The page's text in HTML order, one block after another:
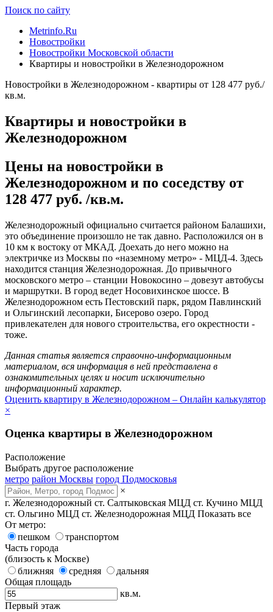
Поиск по сайту
Metrinfo.Ru
Новостройки
Новостройки Московской области
Квартиры и новостройки в Железнодорожном
Новостройки в Железнодорожном - квартиры от 128 477 руб./
кв.м.
Квартиры и новостройки в
Железнодорожном
Цены на новостройки в
Железнодорожном и по соседству от
128 477 руб. /кв.м.
Железнодорожный официально считается районом Балашихи,
это объединение произошло не так давно. Расположился он в
10 км к востоку от МКАД. Доехать до него можно на
электричке из Москвы по «наземному метро» - МЦД-4. Здесь
находится станция Железнодорожная. До привычного
московского метро – станции Новокосино – довезут автобусы
и маршрутки. В город ведет Носовихинское шоссе. В
Железнодорожном есть Пестовский парк, рядом Павлинский
и Ольгинский лесопарки, Бисерово озеро. Город
привлекателен для нового строительства, его окрестности -
тоже.
Данная статья является справочно-информационным
материалом, вся информация в ней представлена в
ознакомительных целях и носит исключительно
информационный характер.
Оценить квартиру в Железнодорожном – Онлайн калькулятор
×
Оценка квартиры в Железнодорожном
Расположение
Выбрать другое расположение
метро район Москвы город Подмосковья
×
г. Железнодорожный ст. Салтыковская МЦД ст. Кучино МЦД
ст. Ольгино МЦД ст. Железнодорожная МЦД Показать все
От метро:
пешком
транспортом
Часть города
(близость к Москве)
ближняя
средняя
дальняя
Общая площадь
кв.м.
Первый этаж